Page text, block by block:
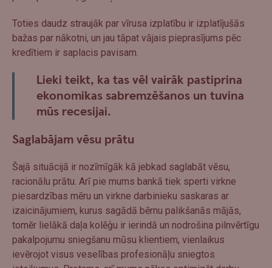
Toties daudz straujāk par vīrusa izplatību ir izplatījušās
bažas par nākotni, un jau tāpat vājais pieprasījums pēc
kredītiem ir saplacis pavisam.
Lieki teikt, ka tas vēl vairāk pastiprina
ekonomikas sabremzēšanos un tuvina
mūs recesijai.
Saglabājam vēsu prātu
Šajā situācijā ir nozīmīgāk kā jebkad saglabāt vēsu,
racionālu prātu. Arī pie mums bankā tiek sperti virkne
piesardzības mēru un virkne darbinieku saskaras ar
izaicinājumiem, kurus sagādā bērnu palikšanās mājās,
tomēr lielākā daļa kolēģu ir ierindā un nodrošina pilnvērtīgu
pakalpojumu sniegšanu mūsu klientiem, vienlaikus
ievērojot visus veselības profesionāļu sniegtos